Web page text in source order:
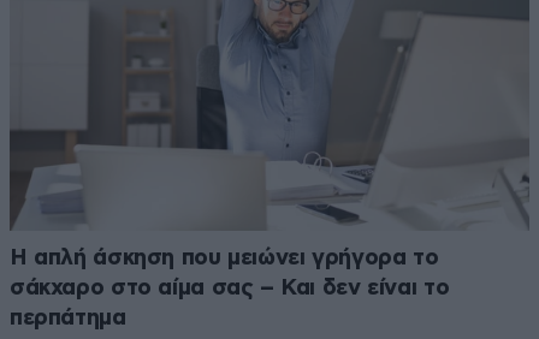
Η απλή άσκηση που μειώνει γρήγορα το
σάκχαρο στο αίμα σας – Και δεν είναι το
περπάτημα